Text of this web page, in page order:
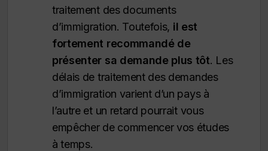
traitement des documents
d’immigration. Toutefois, il est
fortement recommandé de
présenter sa demande plus tôt. Les
délais de traitement des demandes
d’immigration varient d’un pays à
l’autre et un retard pourrait vous
empêcher de commencer vos études
à temps.